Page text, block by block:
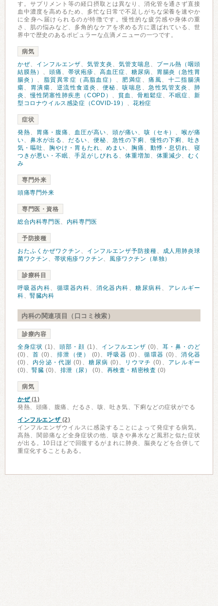
す。サプリメント等の経口摂取とは異なり、消化管を通さず直接
血中濃度を高めるため、多忙な日常で不足しがちな栄養を速やか
に全身へ届けられるのが特徴です。慢性的な疲労感や身体の重
さ、肌の悩みなど、多角的なケアを求める方に選ばれている、世
界中で歴史のあるポピュラーな点滴メニューの一つです。
病気
かぜ、 インフルエンザ、 気管支炎 、 気管支喘息 、
プール熱（咽頭
結膜熱） 、 頭痛 、 帯状疱疹、 高血圧症、 糖尿病、
胃腸炎（急性胃
腸炎） 、 脂質異常症（高脂血症） 、 肥満症 、痛風、 十二指腸潰
瘍、 胃潰瘍、 逆流性食道炎 、 便秘 、咳喘息 、急性気管支炎 、 肺
炎 、慢性閉塞性肺疾患（COPD） 、貧血 、骨粗鬆症、不眠症、新
型コロナウイルス感染症（COVID-19） 、花粉症
症状
発熱、 胃痛・腹痛 、 血圧が高い、 頭が痛い、 咳（セキ） 、喉が痛
い、 鼻水が出る 、 だるい、 便秘、 急性の下痢 、慢性の下痢 、吐き
気・嘔吐、 胸やけ・胃もたれ、 めまい、 胸痛 、 動悸・息切れ、寝
つきが悪い・不眠、 手足がしびれる 、 体重増加 、 体重減少、むく
み
専門外来
頭痛専門外来
専門医・資格
総合内科専門医、 内科専門医
予防接種
おたふくかぜワクチン 、 インフルエンザ予防接種、
成人用肺炎球
菌ワクチン 、 帯状疱疹ワクチン、 風疹ワクチン（単独）
診療科目
呼吸器内科、 循環器内科、 消化器内科 、糖尿病科、 アレルギー
科、腎臓内科
内科の関連項目（口コミ検索）
診療内容
全身症状 (1)、頭部・顔 (1)、 インフルエンザ (0)、耳・鼻・のど
(0)、首 (0)、 排泄（便） (0)、 呼吸器 (0)、循環器 (0)、消化器
(0)、 内分泌・代謝 (0)、糖尿病 (0)、 リウマチ (0)、 アレルギー
(0)、腎臓 (0)、 排泄（尿） (0)、 再検査・精密検査 (0)
病気
かぜ(1)
発熱、頭痛、腹痛、だるさ、咳、吐き気、下痢などの症状がでる
インフルエンザ(2)
インフルエンザウイルスに感染することによって発症する病気。
高熱、関節痛など全身症状の他、咳きや鼻水など風邪と似た症状
が出る。10日ほどで回復するがまれに肺炎、脳炎などを合併して
重症化することもある。